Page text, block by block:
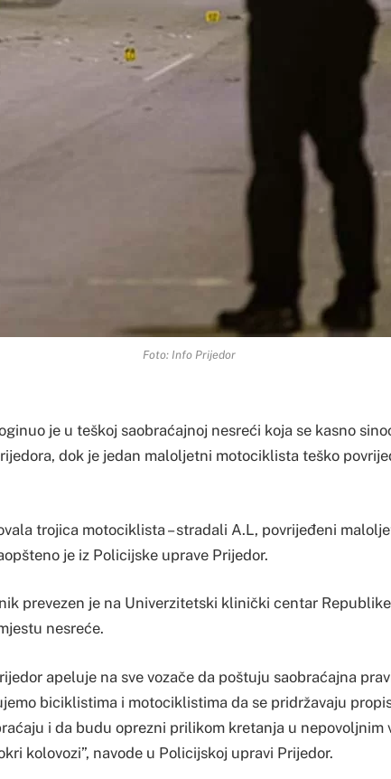
Foto: Info Prijedor
je u teškoj saobraćajnoj nesreći koja se kasno
dok je jedan maloljetni motociklista teško
trojica motociklista – stradali A.L, povrijeđeni
je iz Policijske uprave Prijedor.
prevezen je na Univerzitetski klinički centar
nesreće.
apeluje na sve vozače da poštuju saobraćajna
biciklistima i motociklistima da se pridržavaju
i da budu oprezni prilikom kretanja u nepovoljnim
kolovozi”, navode u Policijskoj upravi Prijedor.